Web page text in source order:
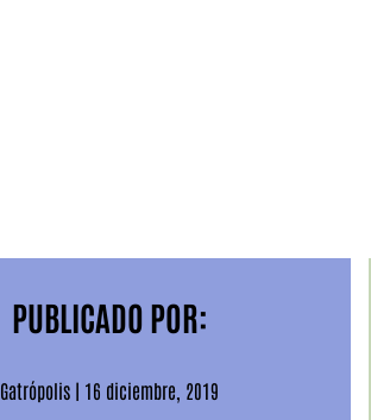
PUBLICADO POR:
Gatrópolis | 16 diciembre, 2019